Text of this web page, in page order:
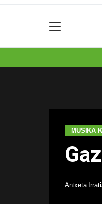
MUSIKA
Antxeta